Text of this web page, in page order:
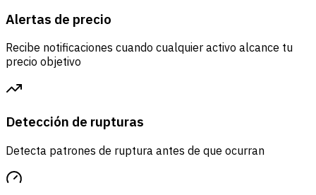
Alertas de precio
Recibe notificaciones cuando cualquier activo alcance tu
precio objetivo
Detección de rupturas
Detecta patrones de ruptura antes de que ocurran